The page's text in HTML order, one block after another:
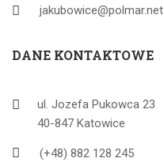
jakubowice@polmar.net
DANE KONTAKTOWE
ul. Jozefa Pukowca 23
40-847 Katowice
(+48) 882 128 245